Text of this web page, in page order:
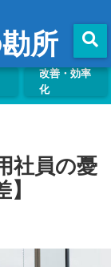
所
改善・効率
化
社員の憂